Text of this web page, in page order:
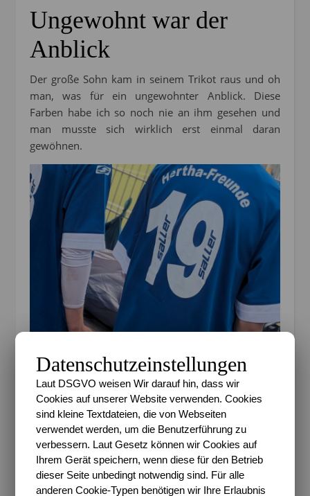
Ungewohnt war der
Anblick
Der große Sohn kam in seinem Trikot raus und oh
man, was für ein ungewohnter Anblick. Diese
Farben habe ich so noch nie an ihm gesehen und
man musste sich wirklich erst einmal daran
gewöhnen.
Ungewohnter Anblick
Als Truppe, die so noch nie zuvor zusammen
gespielt hatte mit Gegner, die das teilweise schon
lange tun und nicht den gewohnten
Anspielpartnern, waren eindeutige Ergebnisse
natürlich nicht so leicht. Aber er und sein
Teamkamerad, der ebenfalls da war, stachen schon
ein wenig heraus und das ganze Turnier machte
unabhängig vom Ergebnis einfach nur Spaß, weil die
Datenschutzeinstellungen
Laut DSGVO weisen Wir darauf hin, dass wir
Cookies auf unserer Website verwenden. Cookies
sind kleine Textdateien, die von Webseiten
verwendet werden, um die Benutzerführung zu
verbessern. Laut Gesetz können wir Cookies auf
Ihrem Gerät speichern, wenn diese für den Betrieb
dieser Seite unbedingt notwendig sind. Für alle
anderen Cookie-Typen benötigen wir Ihre Erlaubnis